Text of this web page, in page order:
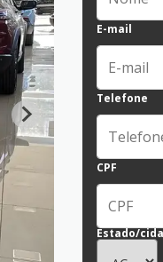
E-mail
Telefone
CPF
Estado/